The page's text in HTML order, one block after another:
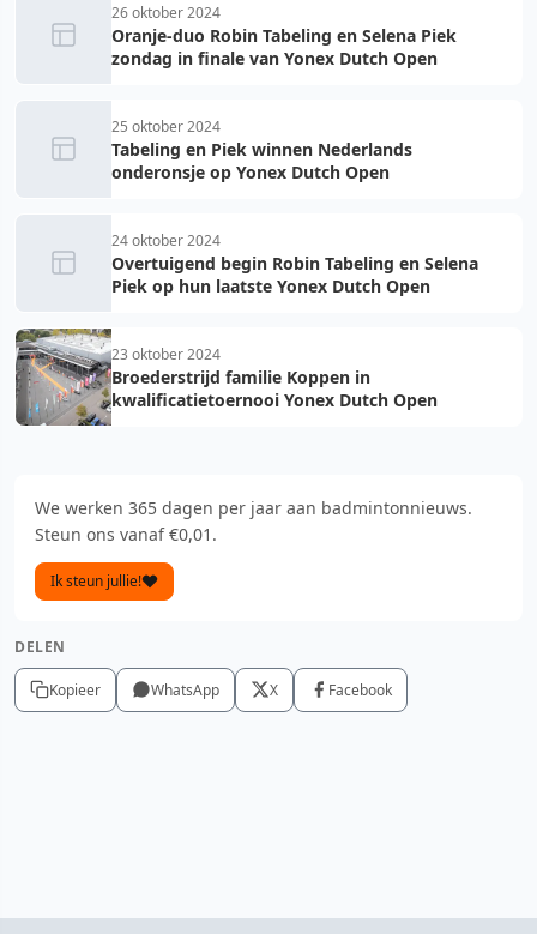
26 oktober 2024
Oranje-duo Robin Tabeling en Selena Piek
zondag in finale van Yonex Dutch Open
25 oktober 2024
Tabeling en Piek winnen Nederlands
onderonsje op Yonex Dutch Open
24 oktober 2024
Overtuigend begin Robin Tabeling en Selena
Piek op hun laatste Yonex Dutch Open
23 oktober 2024
Broederstrijd familie Koppen in
kwalificatietoernooi Yonex Dutch Open
We werken 365 dagen per jaar aan badmintonnieuws.
Steun ons vanaf €0,01.
Ik steun jullie!
DELEN
Kopieer WhatsApp X Facebook